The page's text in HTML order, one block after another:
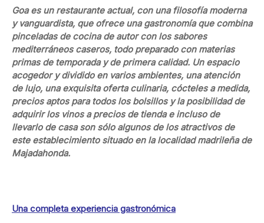
Goa es un restaurante actual, con una filosofía moderna
y vanguardista, que ofrece una gastronomía que combina
pinceladas de cocina de autor con los sabores
mediterráneos caseros, todo preparado con materias
primas de temporada y de primera calidad. Un espacio
acogedor y dividido en varios ambientes, una atención
de lujo, una exquisita oferta culinaria, cócteles a medida,
precios aptos para todos los bolsillos y la posibilidad de
adquirir los vinos a precios de tienda e incluso de
llevarlo de casa son sólo algunos de los atractivos de
este establecimiento situado en la localidad madrileña de
Majadahonda.
Una completa experiencia gastronómica